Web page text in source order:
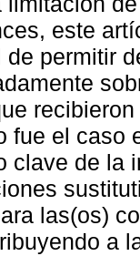
este
de permitir
fue el caso
clave de la
las(os)
a